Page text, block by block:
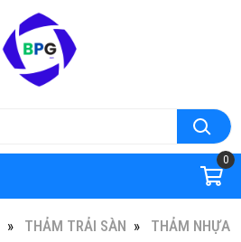
0
THẢM TRẢI SÀN THẢM NHỰA